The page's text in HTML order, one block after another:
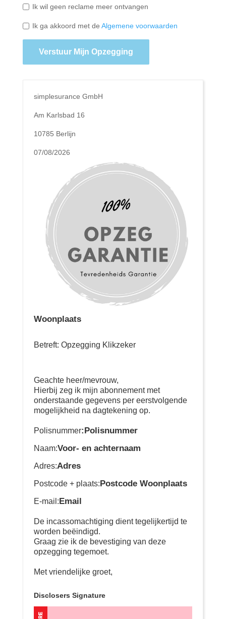
Ik wil geen reclame meer ontvangen
Ik ga akkoord met de Algemene voorwaarden
Verstuur Mijn Opzegging
simplesurance GmbH
Am Karlsbad 16
10785 Berlijn
07/08/2026
Woonplaats
Betreft: Opzegging Klikzeker
Geachte heer/mevrouw,
Hierbij zeg ik mijn abonnement met
onderstaande gegevens per eerstvolgende
mogelijkheid na dagtekening op.
Polisnummer:Polisnummer
Naam:Voor- en achternaam
Adres:Adres
Postcode + plaats:Postcode Woonplaats
E-mail:Email
De incassomachtiging dient tegelijkertijd te
worden beëindigd.
Graag zie ik de bevestiging van deze
opzegging tegemoet.
Met vriendelijke groet,
Disclosers Signature